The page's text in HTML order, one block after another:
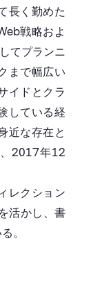
長く勤めた
戦略およ
てプランニ
まで幅広い
イドとクラ
している経
近な存在と
2017年12
レクション
活かし、書
。